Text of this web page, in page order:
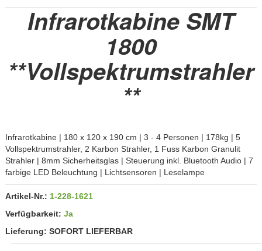
Infrarotkabine SMT
1800
**Vollspektrumstrahler
**
Infrarotkabine | 180 x 120 x 190 cm | 3 - 4 Personen | 178kg | 5
Vollspektrumstrahler, 2 Karbon Strahler, 1 Fuss Karbon Granulit
Strahler | 8mm Sicherheitsglas | Steuerung inkl. Bluetooth Audio | 7
farbige LED Beleuchtung | Lichtsensoren | Leselampe
Artikel-Nr.: 1-228-1621
Verfügbarkeit: Ja
Lieferung: SOFORT LIEFERBAR